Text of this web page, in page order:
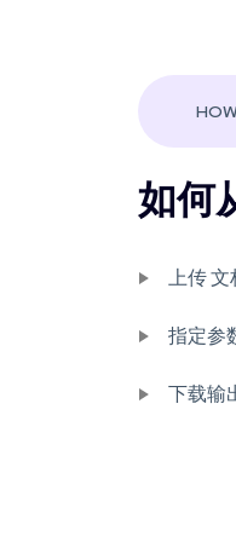
如何
上传 文
指定参
下载输